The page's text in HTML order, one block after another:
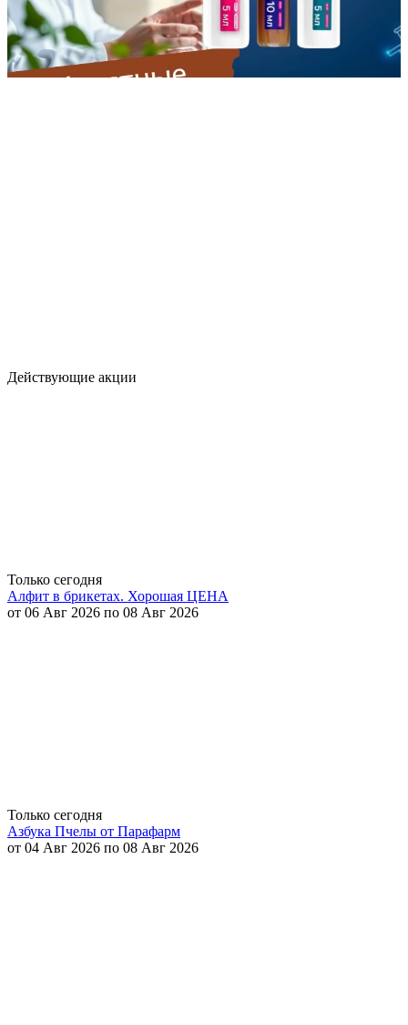
Действующие акции
Только сегодня
Алфит в брикетах. Хорошая ЦЕНА
от 06 Авг 2026 по 08 Авг 2026
Только сегодня
Азбука Пчелы от Парафарм
от 04 Авг 2026 по 08 Авг 2026